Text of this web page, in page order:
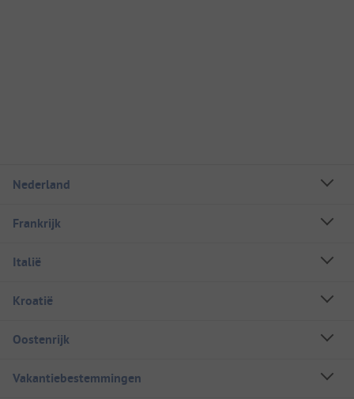
Nederland
Frankrijk
Italië
Kroatië
Oostenrijk
Vakantiebestemmingen